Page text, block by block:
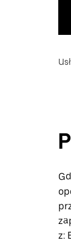
z: